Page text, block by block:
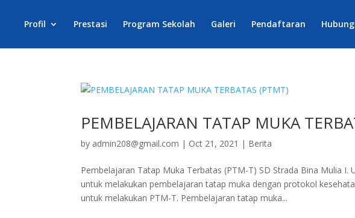
Profil Prestasi Program Sekolah Galeri Pendaftaran
PEMBELAJARAN TATAP MUKA
by admin208@gmail.com | Oct 21, 2021 | Berita
Pembelajaran Tatap Muka Terbatas (PTM-T) SD Strada Bina Mulia
untuk melakukan pembelajaran tatap muka dengan protokol
untuk melakukan PTM-T. Pembelajaran tatap muka...